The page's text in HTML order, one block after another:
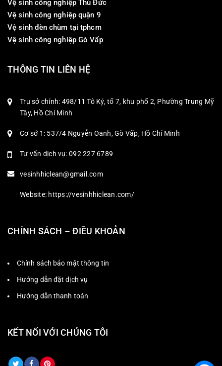
Vệ sinh công nghiệp Thủ Đức
Vệ sinh công nghiệp quận 9
Vệ sinh đèn chùm tại tphcm
Vệ sinh công nghiệp Gò Vấp
THÔNG TIN LIÊN HỆ
Trụ sở chính: 498/11 Tô Ký, tổ 7, khu phố 2, Phường Trung Mỹ
Tây, Hồ Chí Minh
Cơ sở 1: 537/4 Nguyễn Oanh, Gò Vấp, Hồ Chí Minh
Tư vấn dịch vụ: 092 227 6789
vesinhhiclean@gmail.com
Website: https://vesinhhiclean.com/
CHÍNH SÁCH – ĐIỀU KHOẢN
Chính sách bảo mật thông tin
Hướng dẫn đặt dịch vụ
Hướng dẫn thanh toán
KẾT NỐI VỚI CHÚNG TÔI